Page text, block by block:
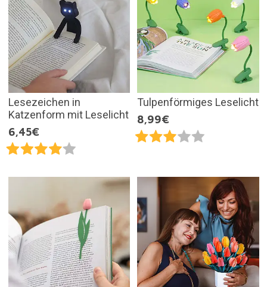
Lesezeichen in
Katzenform mit Leselicht
6,45€
Tulpenförmiges Leselicht
8,99€